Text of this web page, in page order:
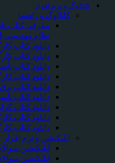
کاتالوگ و نرم افزار
کاتالوگ و راهنما
معرفی کتاب
نظام مهندسی
دانلود کتاب
دانلود کتاب
دانلود کتاب
دانلود کتاب
دانلود کتاب
دانلود کتاب
دانلود کتاب
دانلود کتاب
دانلود کتاب
اپلیکیشن و نرم افزار
اپلیکیشن
اپلیکیشن